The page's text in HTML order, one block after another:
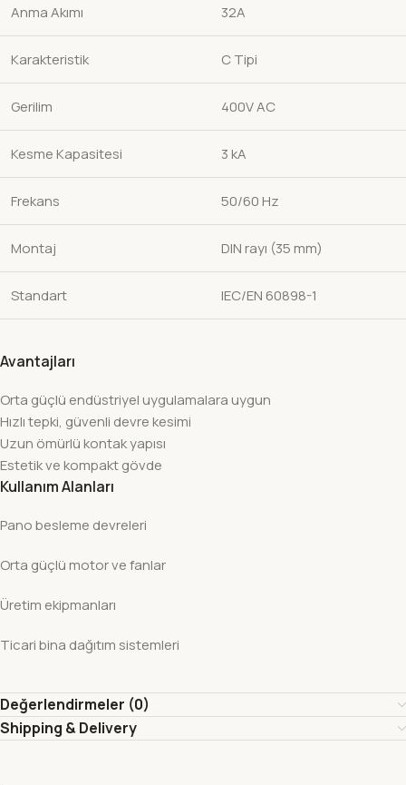
Anma Akımı 32A
Karakteristik C Tipi
Gerilim 400V AC
Kesme Kapasitesi 3 kA
Frekans 50/60 Hz
Montaj DIN rayı (35 mm)
Standart IEC/EN 60898-1
Avantajları
Orta güçlü endüstriyel uygulamalara uygun
Hızlı tepki, güvenli devre kesimi
Uzun ömürlü kontak yapısı
Estetik ve kompakt gövde
Kullanım Alanları
Pano besleme devreleri
Orta güçlü motor ve fanlar
Üretim ekipmanları
Ticari bina dağıtım sistemleri
Değerlendirmeler (0)
Shipping & Delivery